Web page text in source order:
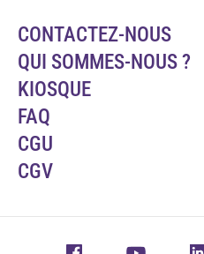
CONTACTEZ-NOUS
QUI SOMMES-NOUS ?
KIOSQUE
FAQ
CGU
CGV